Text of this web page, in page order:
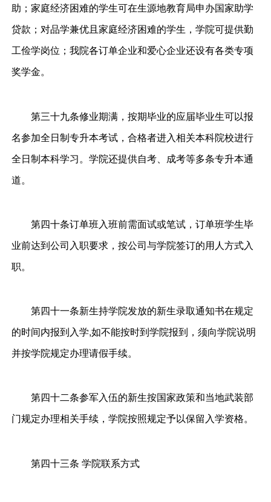
助；家庭经济困难的学生可在生源地教育局申办国家助学
贷款；对品学兼优且家庭经济困难的学生，学院可提供勤
工俭学岗位；我院各订单企业和爱心企业还设有各类专项
奖学金。
第三十九条修业期满，按期毕业的应届毕业生可以报
名参加全日制专升本考试，合格者进入相关本科院校进行
全日制本科学习。学院还提供自考、成考等多条专升本通
道。
第四十条订单班入班前需面试或笔试，订单班学生毕
业前达到公司入职要求，按公司与学院签订的用人方式入
职。
第四十一条新生持学院发放的新生录取通知书在规定
的时间内报到入学,如不能按时到学院报到，须向学院说明
并按学院规定办理请假手续。
第四十二条参军入伍的新生按国家政策和当地武装部
门规定办理相关手续，学院按照规定予以保留入学资格。
第四十三条 学院联系方式